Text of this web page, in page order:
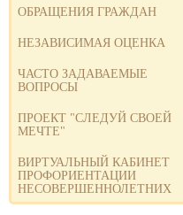
ОБРАЩЕНИЯ ГРАЖДАН
НЕЗАВИСИМАЯ ОЦЕНКА
ЧАСТО ЗАДАВАЕМЫЕ
ВОПРОСЫ
ПРОЕКТ "СЛЕДУЙ СВОЕЙ
МЕЧТЕ"
ВИРТУАЛЬНЫЙ КАБИНЕТ
ПРОФОРИЕНТАЦИИ
НЕСОВЕРШЕННОЛЕТНИХ